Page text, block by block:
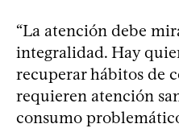
“La atención debe
integralidad. Hay
recuperar hábitos de
requieren atención
consumo